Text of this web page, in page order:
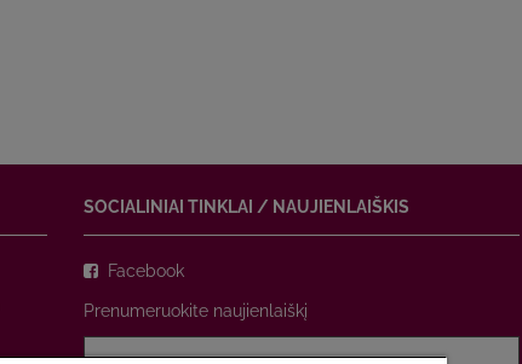
SOCIALINIAI TINKLAI / NAUJIENLAIŠKIS
Facebook
Prenumeruokite naujienlaiškį